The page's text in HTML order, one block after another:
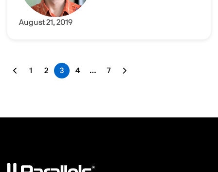
August 21, 2019
Vorherige Seite
1
Erste Seite
2 3 4 … 7
Letzte Seite